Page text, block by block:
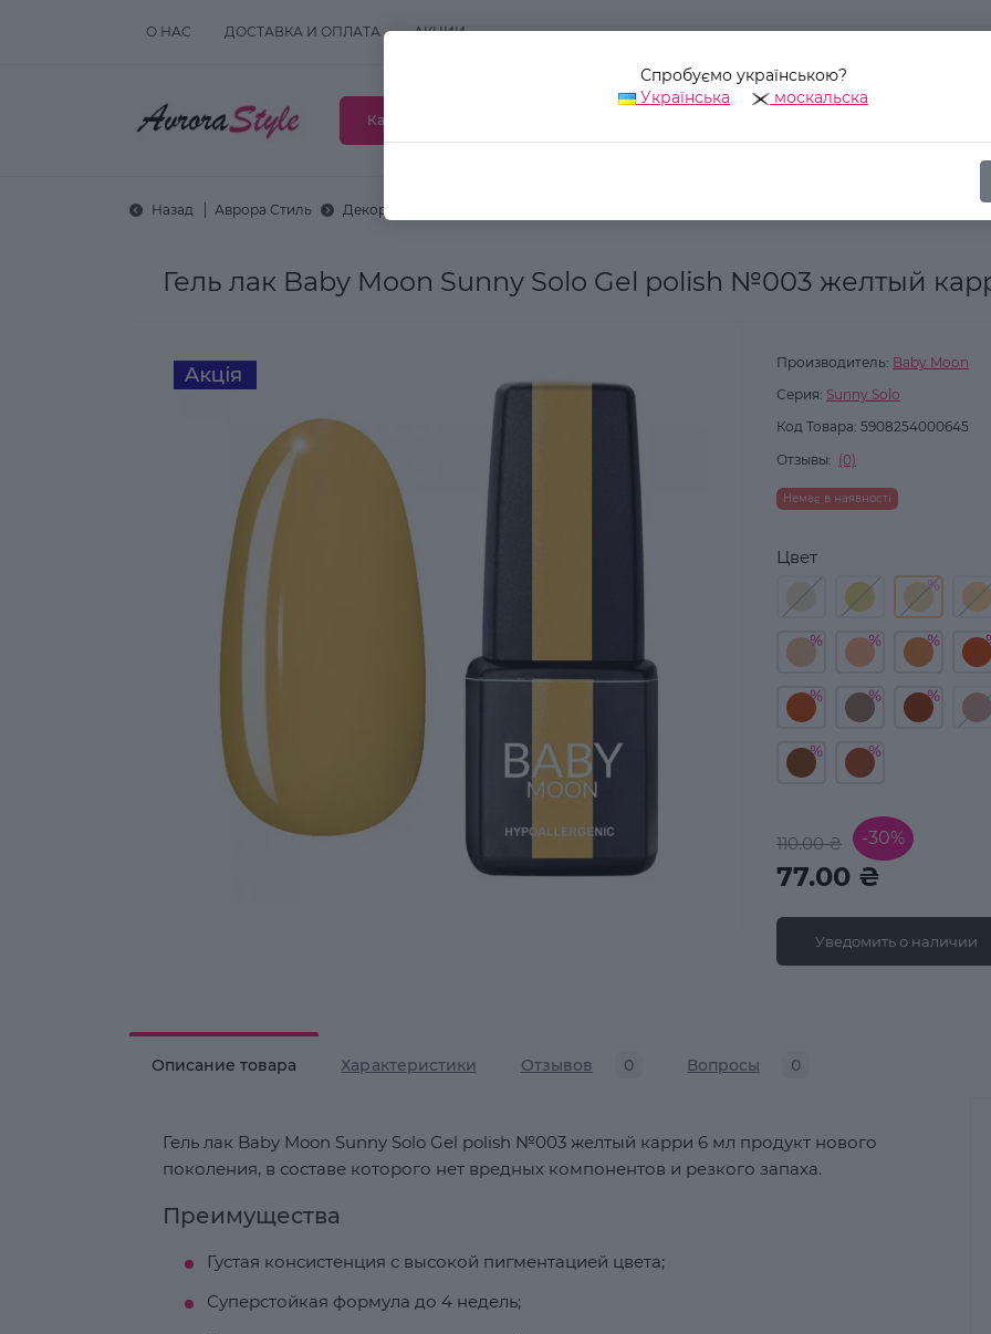
О НАС ДОСТАВКА И ОПЛАТА АКЦИИ
Каталог товаров
Назад Аврора Стиль Декоративная косметика
Спробуємо українською?
Українська
москальска
Гель лак Baby Moon Sunny Solo Gel polish №003 желтый
Производитель: Baby Moon
Серия: Sunny Solo
Код Товара: 5908254000645
Отзывы: (0)
Немає в наявності
Цвет
110.00 ₴ -30%
77.00 ₴
Уведомить о наличии
Описание товара Характеристики Отзывов 0 Вопросы 0
Гель лак Baby Moon Sunny Solo Gel polish №003 желтый карри 6 мл продукт нового
поколения, в составе которого нет вредных компонентов и резкого запаха.
Преимущества
Густая консистенция с высокой пигментацией цвета;
Суперстойкая формула до 4 недель;